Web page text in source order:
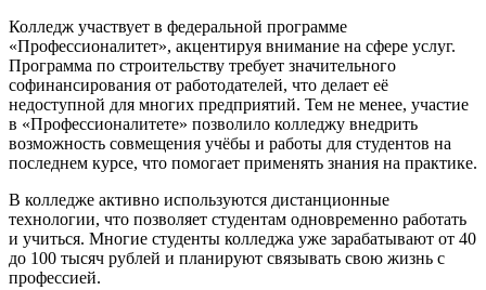
Колледж участвует в федеральной программе
«Профессионалитет», акцентируя внимание на сфере услуг.
Программа по строительству требует значительного
софинансирования от работодателей, что делает её
недоступной для многих предприятий. Тем не менее, участие
в «Профессионалитете» позволило колледжу внедрить
возможность совмещения учёбы и работы для студентов на
последнем курсе, что помогает применять знания на практике.
В колледже активно используются дистанционные
технологии, что позволяет студентам одновременно работать
и учиться. Многие студенты колледжа уже зарабатывают от 40
до 100 тысяч рублей и планируют связывать свою жизнь с
профессией.